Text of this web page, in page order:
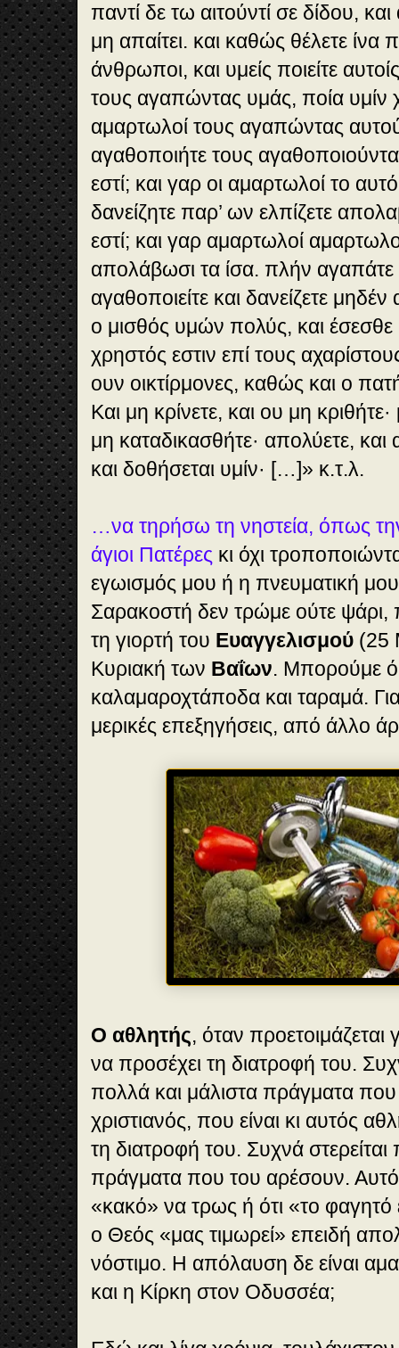
παντί δε τω αιτούντί σε δίδου,
μη απαίτει. και καθώς θέλετε ίνα
άνθρωποι, και υμείς ποιείτε
τους αγαπώντας υμάς, ποία υμίν
αμαρτωλοί τους αγαπώντας
αγαθοποιήτε τους
εστί; και γαρ οι αμαρτωλοί το
δανείζητε παρ’ ων ελπίζετε
εστί; και γαρ αμαρτωλοί
απολάβωσι τα ίσα. πλήν
αγαθοποιείτε και δανείζετε μηδέν
ο μισθός υμών πολύς, και έσεσθε
χρηστός εστιν επί τους
ουν οικτίρμονες, καθώς και ο
Και μη κρίνετε, και ου μη
μη καταδικασθήτε· απολύετε,
και δοθήσεται υμίν· […]» κ.τ.λ.
…να τηρήσω τη νηστεία, όπως
άγιοι Πατέρες κι όχι
εγωισμός μου ή η πνευματική
Σαρακοστή δεν τρώμε ούτε
τη γιορτή του Ευαγγελισμού (25
Κυριακή των Βαΐων. Μπορούμε
καλαμαροχτάποδα και ταραμά.
μερικές επεξηγήσεις, από άλλο
Ο αθλητής, όταν
να προσέχει τη διατροφή του.
πολλά και μάλιστα πράγματα
χριστιανός, που είναι κι αυτός
τη διατροφή του. Συχνά
πράγματα που του αρέσουν. Αυτό
«κακό» να τρως ή ότι «το φαγητό
ο Θεός «μας τιμωρεί» επειδή
νόστιμο. Η απόλαυση δε είναι
και η Κίρκη στον Οδυσσέα;